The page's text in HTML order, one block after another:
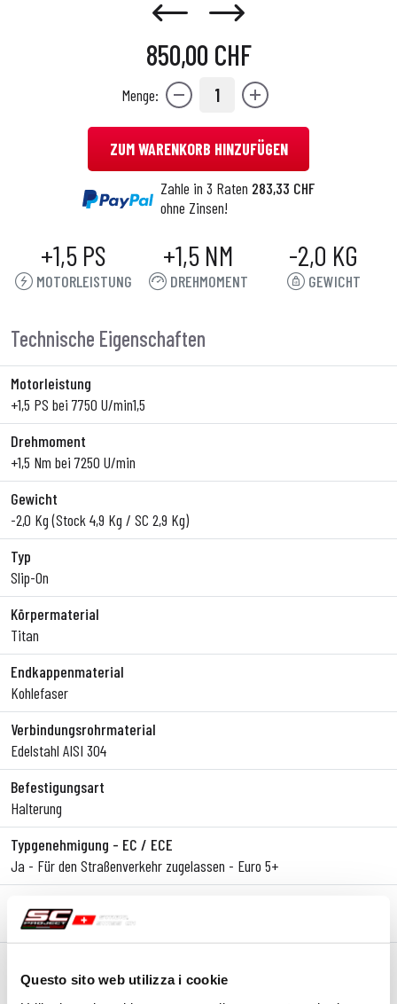
Questo sito web utilizza i cookie
850,00 CHF
Menge: 1
ZUM WARENKORB HINZUFÜGEN
Zahle in 3 Raten 283,33 CHF
ohne Zinsen!
+1,5 PS
MOTORLEISTUNG
+1,5 NM
DREHMOMENT
-2,0 KG
GEWICHT
Technische Eigenschaften
Motorleistung
+1,5 PS bei 7750 U/min1,5
Drehmoment
+1,5 Nm bei 7250 U/min
Gewicht
-2,0 Kg (Stock 4,9 Kg / SC 2,9 Kg)
Typ
Slip-On
Körpermaterial
Titan
Endkappenmaterial
Kohlefaser
Verbindungsrohrmaterial
Edelstahl AISI 304
Befestigungsart
Halterung
Typgenehmigung - EC / ECE
Ja - Für den Straßenverkehr zugelassen - Euro 5+
Ja
Version kompatibel mit Seitentaschen.